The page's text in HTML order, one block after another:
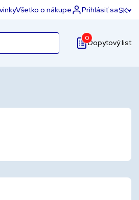
Všetko o nákupe Prihlásiť saSK
0Dopytový list